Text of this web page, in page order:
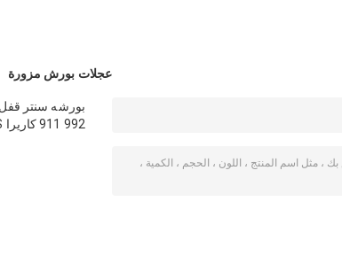
عجلات بورش مزورة
992 911 كاريرا GT3 GTS GT4RS